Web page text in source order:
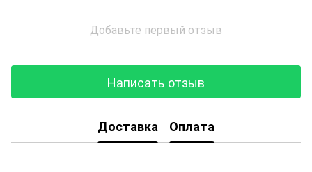
Добавьте первый отзыв
Написать отзыв
Доставка Оплата